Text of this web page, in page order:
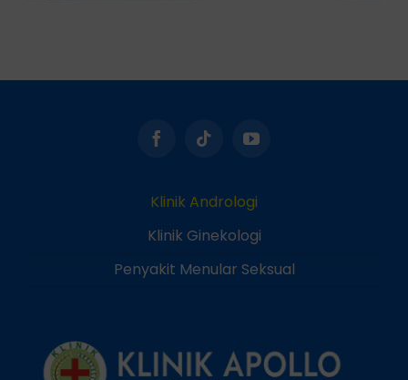
Klinik Andrologi
Klinik Ginekologi
Penyakit Menular Seksual